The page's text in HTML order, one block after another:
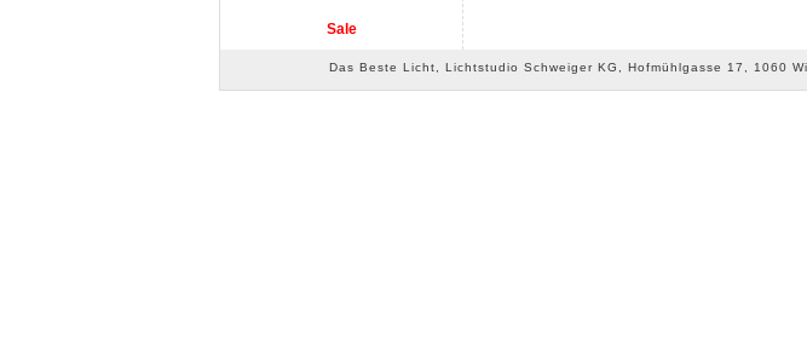
Sale
Das Beste Licht, Lichtstudio Schweiger KG, Hofmühlgasse 17, 1060